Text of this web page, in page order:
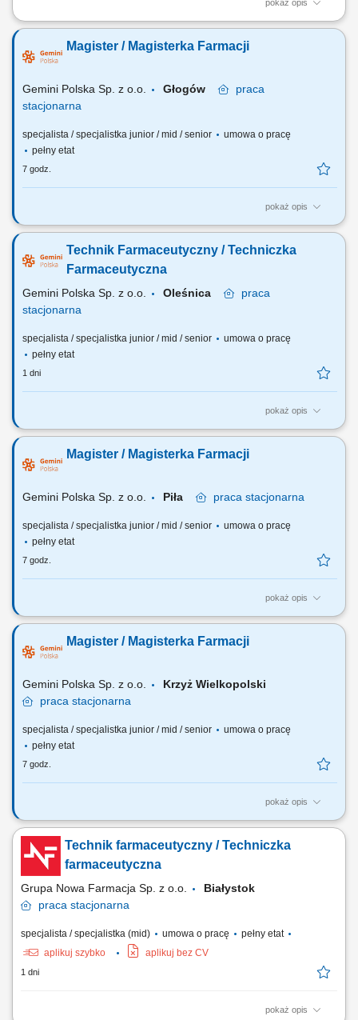
pokaż opis
Do Twoich obowiązków będzie należało: obsługa pacjenta zgodnie ze
recepturowych, monitorowanie terminu ważności i dostępności
preparatów w magazynie.
Magister / Magisterka Farmacji
Gemini Polska Sp. z o.o. Głogów
praca
stacjonarna
specjalista / specjalistka junior / mid / senior
umowa o pracę
pełny etat
7 godz.
pokaż opis
Czego możesz się spodziewać? dynamiki pracy – z jednej strony
to Ty jesteś ekspertem – wierzymy w Twoją fachową wiedzę, dlatego
każdemu Pacjentowi możesz poświęcić tyle czasu, ile potrzebujesz i to
Technik Farmaceutyczny / Techniczka
Farmaceutyczna
Gemini Polska Sp. z o.o. Oleśnica
praca
stacjonarna
specjalista / specjalistka junior / mid / senior
umowa o pracę
pełny etat
1 dni
pokaż opis
Czego możesz się spodziewać? dynamiki pracy – z jednej strony
to Ty jesteś ekspertem – wierzymy w Twoją fachową wiedzę, dlatego
każdemu Pacjentowi możesz poświęcić tyle czasu ile potrzebujesz i to
Magister / Magisterka Farmacji
Gemini Polska Sp. z o.o. Piła praca stacjonarna
specjalista / specjalistka junior / mid / senior
umowa o pracę
pełny etat
7 godz.
pokaż opis
Czego możesz się spodziewać? dynamiki pracy – z jednej strony
to Ty jesteś ekspertem – wierzymy w Twoją fachową wiedzę, dlatego
każdemu Pacjentowi możesz poświęcić tyle czasu, ile potrzebujesz i to
Magister / Magisterka Farmacji
Gemini Polska Sp. z o.o.
Krzyż Wielkopolski
praca stacjonarna
specjalista / specjalistka junior / mid / senior
umowa o pracę
pełny etat
7 godz.
pokaż opis
Czego możesz się spodziewać? dynamiki pracy – z jednej strony
pracujesz w dużym zespole, z drugiej – z wieloma Pacjentami, dla nas
to Ty jesteś ekspertem – wierzymy w Twoją fachową wiedzę, dlatego
każdemu Pacjentowi możesz poświęcić tyle czasu, ile potrzebujesz i to
Ty decydujesz...
Technik farmaceutyczny / Techniczka
farmaceutyczna
Grupa Nowa Farmacja Sp. z o.o.
Białystok
praca stacjonarna
specjalista / specjalistka (mid) umowa o pracę
pełny etat
aplikuj szybko
aplikuj bez CV
1 dni
pokaż opis